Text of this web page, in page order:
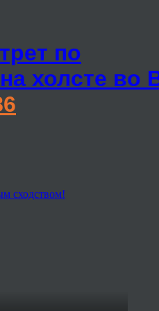
по
холсте во
сходством!